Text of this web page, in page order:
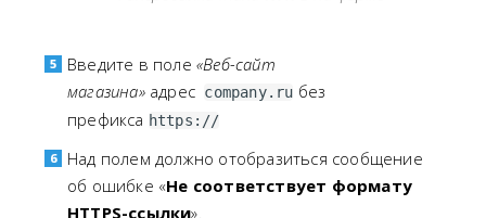
Введите в поле «Веб-сайт
магазина»адрес company.ru без
префикса https://
Над полем должно отобразиться сообщение
об ошибке «Не соответствует формату
HTTPS-ссылки».